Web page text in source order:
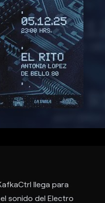
llega para
sonido del Electro